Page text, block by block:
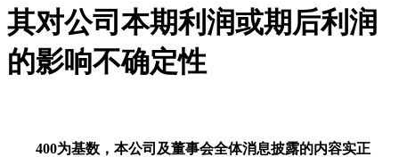
其对公司本期利润或期后利润
的影响不确定性
400为基数，本公司及董事会全体消息披露的内容实正